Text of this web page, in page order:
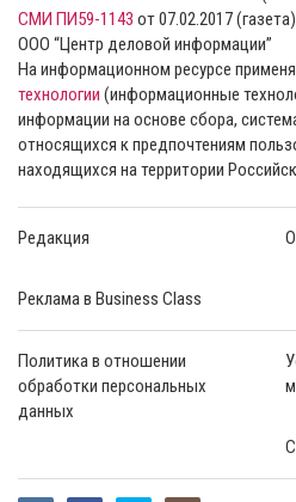
СМИ ПИ59-1143 от 07.02.2017 (газета)
ООО “Центр деловой информации”
На информационном ресурсе
технологии (информационные
информации на основе сбора,
относящихся к предпочтениям
находящихся на территории
Редакция
Реклама в Business Class
Политика в отношении
обработки персональных
данных